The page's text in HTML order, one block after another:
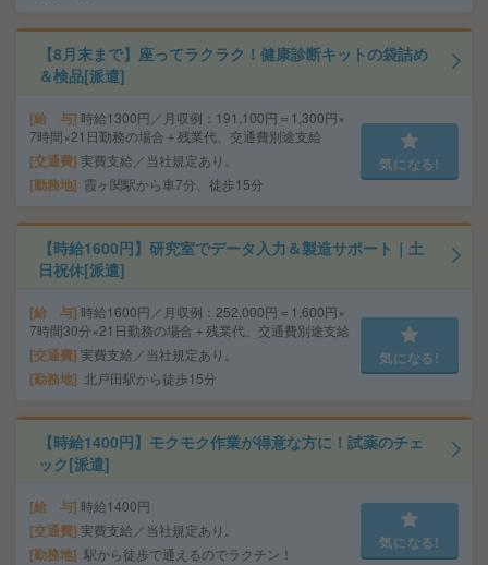
【8月末まで】座ってラクラク！健康診断キットの袋詰め
＆検品[派遣]
給 与 時給1300円／月収例：191,100円＝1,300円×
7時間×21日勤務の場合＋残業代、交通費別途支給
交通費 実費支給／当社規定あり。
勤務地 霞ヶ関駅から車7分、徒歩15分
気になる!
【時給1600円】研究室でデータ入力＆製造サポート｜土
日祝休[派遣]
給 与 時給1600円／月収例：252,000円＝1,600円×
7時間30分×21日勤務の場合＋残業代、交通費別途支給
交通費 実費支給／当社規定あり。
勤務地 北戸田駅から徒歩15分
気になる!
【時給1400円】モクモク作業が得意な方に！試薬のチェ
ック[派遣]
給 与 時給1400円
交通費 実費支給／当社規定あり。
勤務地 駅から徒歩で通えるのでラクチン！
気になる!